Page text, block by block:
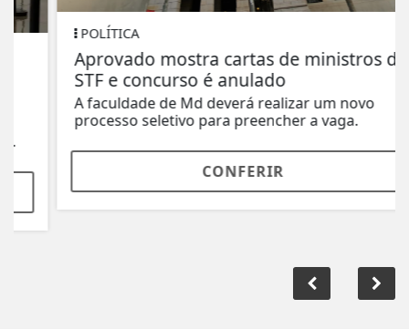
POLÍTICA
Aprovado mostra cartas de ministros do
STF e concurso é anulado
A faculdade de Md deverá realizar um novo
processo seletivo para preencher a vaga.
CONFERIR